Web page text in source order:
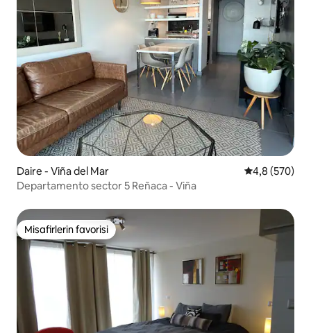
Daire - Viña del Mar 5 üzerinden
4,8 (570)
Departamento sector 5 Reñaca - Viña
Misafirlerin favorisi
Misafirlerin favorisi